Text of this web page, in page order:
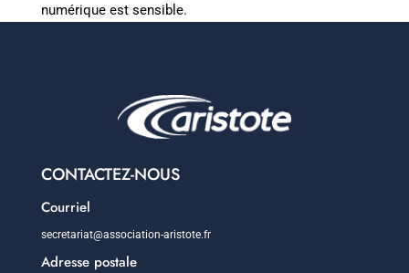
numérique est sensible.
CONTACTEZ-NOUS
Courriel
secretariat@association-aristote.fr
Adresse postale